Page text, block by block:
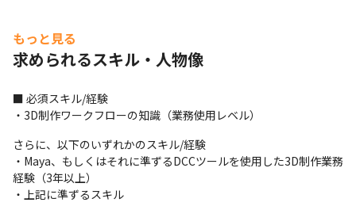
もっと見る
求められるスキル・人物像
■ 必須スキル/経験
・3D制作ワークフローの知識（業務使用レベル）
さらに、以下のいずれかのスキル/経験
・Maya、もしくはそれに準ずるDCCツールを使用した3D制作業務
経験（3年以上）
・上記に準ずるスキル